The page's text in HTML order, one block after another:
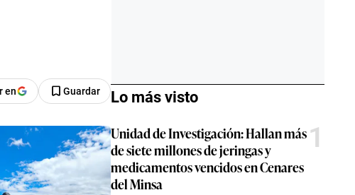
en Guardar Lo más visto
Unidad de Investigación: Hallan más
de siete millones de jeringas y
medicamentos vencidos en Cenares
del Minsa
1